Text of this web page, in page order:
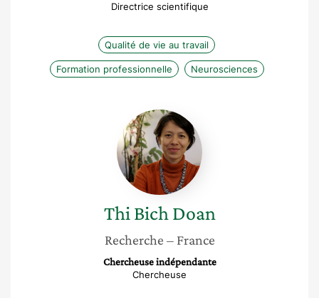
Directrice scientifique
Qualité de vie au travail
Formation professionnelle Neurosciences
Thi
Bich
Doan
Thi Bich Doan
Recherche – France
Chercheuse indépendante
Chercheuse